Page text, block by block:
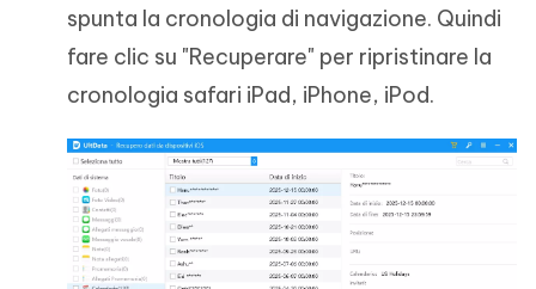
spunta la cronologia di navigazione. Quindi
fare clic su "Recuperare" per ripristinare la
cronologia safari iPad, iPhone, iPod.